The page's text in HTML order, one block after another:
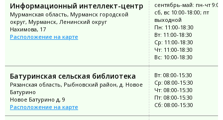
Информационный интеллект-центр
Мурманская область, Мурманск городской
округ, Мурманск, Ленинский округ
Нахимова, 17
Расположение на карте
сентябрь-май: пн-чт
сб, вс 10:00-18:00; пт
выходной
Пн: 11:00-18:30
Вт: 11:00-18:30
Ср: 11:00-18:30
Чт: 11:00-18:30
Вс: 10:00-18:30
Батуринская сельская библиотека
Рязанская область, Рыбновский район, д. Новое
Батурино
Новое Батурино д, 9
Расположение на карте
Вт: 08:00-15:30
Ср: 08:00-15:30
Чт: 08:00-15:30
Пт: 08:00-15:30
Сб: 08:00-15:30